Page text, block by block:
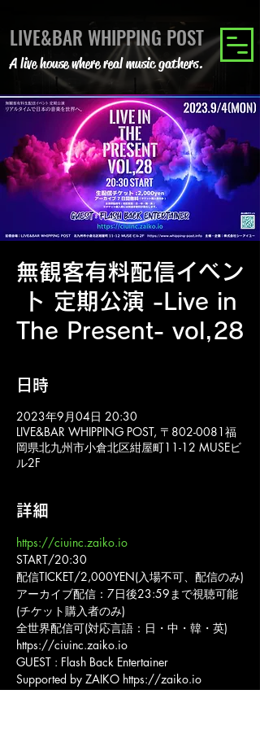
LIVE&BAR WHIPPING POST
A live house where real music gathers.
無観客有料配信イベン
ト 定期公演 -Live in
The Present- vol,28
日時
2023年9月04日 20:30
LIVE&BAR WHIPPING POST, 〒802-0081福
岡県北九州市小倉北区紺屋町11-12 MUSEビ
ル2F
詳細
https://ciuinc.zaiko.io
START/20:30
配信TICKET/2,000YEN(入場不可、配信のみ)
アーカイブ配信：7日後23:59まで視聴可能
(チケット購入者のみ)
全世界配信可(対応言語：日・中・韓・英)
https://ciuinc.zaiko.io
GUEST : Flash Back Entertainer
Supported by ZAIKO https://zaiko.io